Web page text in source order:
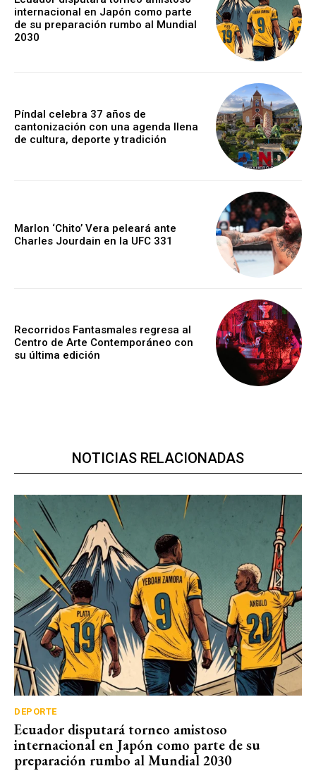
internacional en Japón como parte
de su preparación rumbo al Mundial
2030
Píndal celebra 37 años de
cantonización con una agenda llena
de cultura, deporte y tradición
Marlon ‘Chito’ Vera peleará ante
Charles Jourdain en la UFC 331
Recorridos Fantasmales regresa al
Centro de Arte Contemporáneo con
su última edición
NOTICIAS RELACIONADAS
DEPORTE
Ecuador disputará torneo amistoso
internacional en Japón como parte de su
preparación rumbo al Mundial 2030